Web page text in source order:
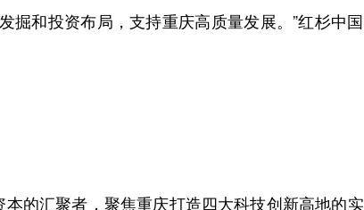
掘和投资布局，支持重庆高质量发展。”红杉中
的汇聚者，聚焦重庆打造四大科技创新高地的